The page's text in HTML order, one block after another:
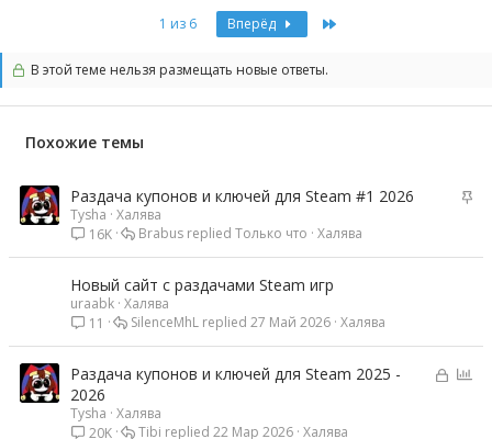
:
1 из 6 Вперёд
В этой теме нельзя размещать новые ответы.
Похожие темы
З
р
е
о
Раздача купонов и ключей для Steam #1 2026
Tysha Халява
16K
Халява
Только что
Brabus
Новый сайт с раздачами Steam игр
uraabk Халява
11
Халява
27 Май 2026
SilenceMhL
З
Раздача купонов и ключей для Steam 2025 -
2026
Tysha Халява
20K
Халява
22 Мар 2026
Tibi